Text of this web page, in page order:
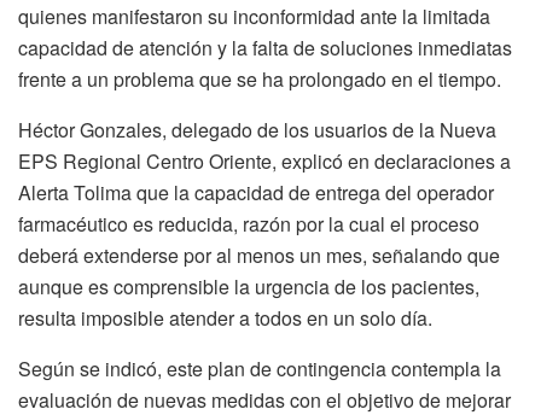
quienes manifestaron su inconformidad ante la limitada
capacidad de atención y la falta de soluciones inmediatas
frente a un problema que se ha prolongado en el tiempo.
Héctor Gonzales, delegado de los usuarios de la Nueva
EPS Regional Centro Oriente, explicó en declaraciones a
Alerta Tolima que la capacidad de entrega del operador
farmacéutico es reducida, razón por la cual el proceso
deberá extenderse por al menos un mes, señalando que
aunque es comprensible la urgencia de los pacientes,
resulta imposible atender a todos en un solo día.
Según se indicó, este plan de contingencia contempla la
evaluación de nuevas medidas con el objetivo de mejorar